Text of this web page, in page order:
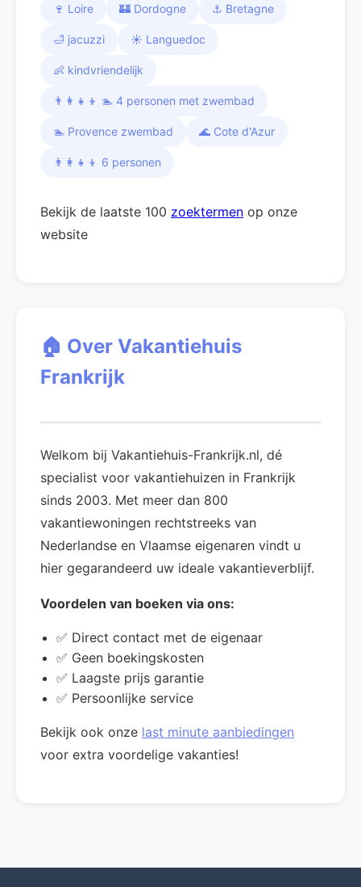
🍷 Loire 🏰 Dordogne ⚓ Bretagne
🛁 jacuzzi ☀️ Languedoc
👶 kindvriendelijk
👨‍👩‍👧‍👦 🏊 4 personen met zwembad
🏊 Provence zwembad 🌊 Cote d'Azur
👨‍👩‍👧‍👦 6 personen
Bekijk de laatste 100 zoektermen op onze
website
🏠 Over Vakantiehuis
Frankrijk
Welkom bij Vakantiehuis-Frankrijk.nl, dé
specialist voor vakantiehuizen in Frankrijk
sinds 2003. Met meer dan 800
vakantiewoningen rechtstreeks van
Nederlandse en Vlaamse eigenaren vindt u
hier gegarandeerd uw ideale vakantieverblijf.
Voordelen van boeken via ons:
✅ Direct contact met de eigenaar
✅ Geen boekingskosten
✅ Laagste prijs garantie
✅ Persoonlijke service
Bekijk ook onze last minute aanbiedingen
voor extra voordelige vakanties!